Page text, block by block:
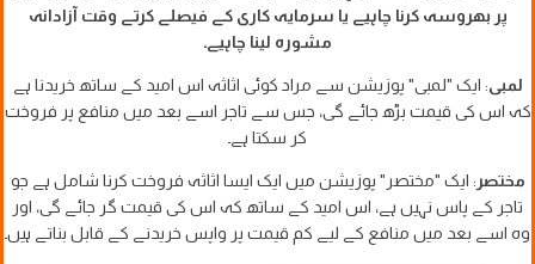
پر بھروسہ کرنا چاہیے یا سرمایہ کاری کے فیصلے کرتے وقت آزادانہ
مشورہ لینا چاہیے۔
لمبی: ایک "لمبی" پوزیشن سے مراد کوئی اثاثہ اس امید کے ساتھ خریدنا ہے
کہ اس کی قیمت بڑھ جائے گی، جس سے تاجر اسے بعد میں منافع پر فروخت
کر سکتا ہے۔
مختصر : ایک "مختصر" پوزیشن میں ایک ایسا اثاثہ فروخت کرنا شامل ہے جو
تاجر کے پاس نہیں ہے، اس امید کے ساتھ کہ اس کی قیمت گر جائے گی، اور
وہ اسے بعد میں منافع کے لیے کم قیمت پر واپس خریدنے کے قابل بناتے ہیں۔